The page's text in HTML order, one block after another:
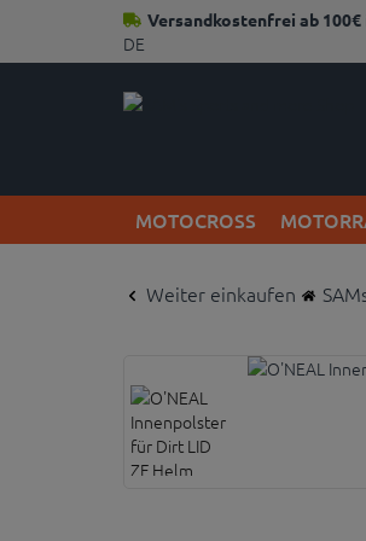
Versandkostenfrei ab 100€
DE
MOTOCROSS
Weiter einkaufen